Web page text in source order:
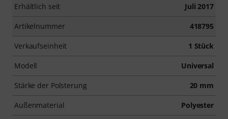
Erhältlich seit Juli 2017
Artikelnummer 418795
Verkaufseinheit 1 Stück
Modell Universal
Stärke der Polsterung 20 mm
Außenmaterial Polyester